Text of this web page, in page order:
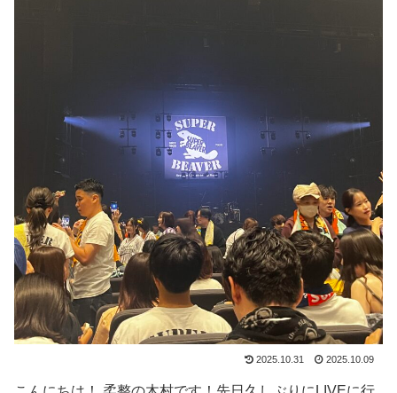
2025.10.31 2025.10.09